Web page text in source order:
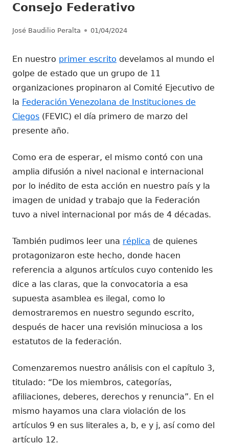
Consejo Federativo
Autor
José Baudilio Peralta Publicado
01/04/2024
En nuestro primer escrito develamos al mundo el
golpe de estado que un grupo de 11
organizaciones propinaron al Comité Ejecutivo de
la Federación Venezolana de Instituciones de
Ciegos (FEVIC) el día primero de marzo del
presente año.
Como era de esperar, el mismo contó con una
amplia difusión a nivel nacional e internacional
por lo inédito de esta acción en nuestro país y la
imagen de unidad y trabajo que la Federación
tuvo a nivel internacional por más de 4 décadas.
También pudimos leer una réplica de quienes
protagonizaron este hecho, donde hacen
referencia a algunos artículos cuyo contenido les
dice a las claras, que la convocatoria a esa
supuesta asamblea es ilegal, como lo
demostraremos en nuestro segundo escrito,
después de hacer una revisión minuciosa a los
estatutos de la federación.
Comenzaremos nuestro análisis con el capítulo 3,
titulado: “De los miembros, categorías,
afiliaciones, deberes, derechos y renuncia”. En el
mismo hayamos una clara violación de los
artículos 9 en sus literales a, b, e y j, así como del
artículo 12.